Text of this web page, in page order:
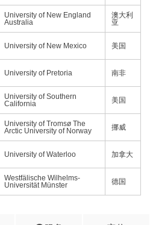
University of New England
Australia
澳大利
亚
University of New Mexico 美国
University of Pretoria 南非
University of Southern
California
美国
University of Tromsø The
Arctic University of Norway
挪威
University of Waterloo 加拿大
Westfälische Wilhelms-
Universität Münster
德国